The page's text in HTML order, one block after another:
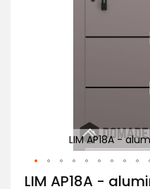
LIM AP18A -
Ga
LIM AP18A -